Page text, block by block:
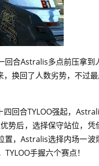
回合Astralis多点前压拿到
，换回了人数劣势，不过
回合TYLOO强起，
势后，选择保守站位，凭
置，Astralis选择内场一波
手握六个赛点！